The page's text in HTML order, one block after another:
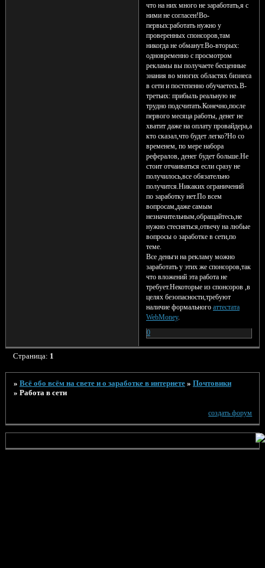
что на них много не заработать,я с
ними не согласен!Во-
первых:работать нужно у
проверенных спонсоров,там
никогда не обманут.Во-вторых:
одновременно с просмотром
рекламы вы получаете бесценные
знания во многих областях бизнеса
в сети и постепенно обучаетесь.В-
третьих: прибыль реальную не
трудно подсчитать.Конечно,после
первого месяца работы, денег не
хватит даже на оплату провайдера,а
кто сказал,что будет легко?Но со
временем, по мере набора
рефералов, денег будет больше.Не
стоит отчаиваться если сразу не
получилось,все обязательно
получится.Никаких ограничений
по заработку нет.По всем
вопросам,даже самым
незначительным,обращайтесь,не
нужно стесняться,отвечу на любые
вопросы о заработке в сети,по
теме.
Все деньги на рекламу можно
заработать у этих же спонсоров,так
что вложений эта работа не
требует.Некоторые из спонсоров ,в
целях безопасности,требуют
наличие формального аттестата
WebMoney.
0
Страница: 1
» Всё обо всём на свете и о заработке в интернете » Почтовики
» Работа в сети
создать форум